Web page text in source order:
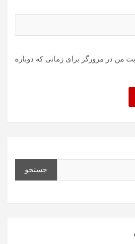
من در مرورگر برای زمانی که دوباره
جستجو